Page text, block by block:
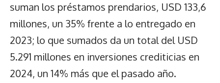
suman los préstamos prendarios, USD 133,6
millones, un 35% frente a lo entregado en
2023; lo que sumados da un total del USD
5.291 millones en inversiones crediticias en
2024, un 14% más que el pasado año.